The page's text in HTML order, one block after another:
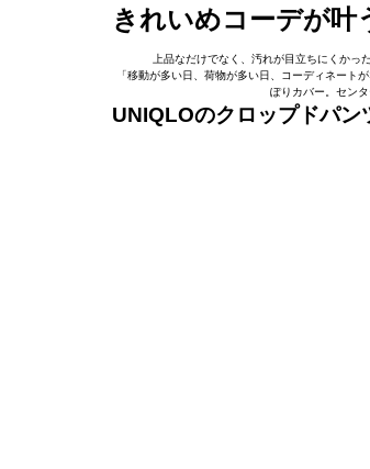
きれいめコーデが叶
上品なだけでなく、汚れが目立ちにくかっ
「移動が多い日、荷物が多い日、コーディネート
ぽりカバー。セン
UNIQLOのクロップドパン